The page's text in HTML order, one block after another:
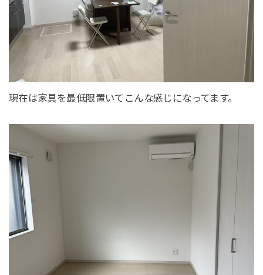
現在は家具を最低限置いてこんな感じになってます。